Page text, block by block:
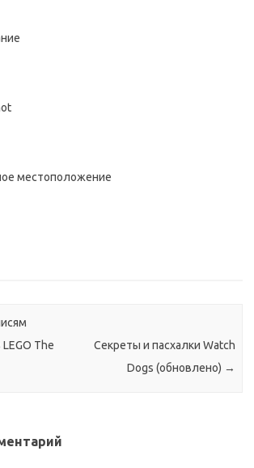
местоположение
The
Секреты и пасхалки Watch
Dogs (обновлено) →